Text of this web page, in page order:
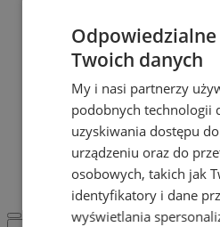
OGŁOSZENIA
OGŁOSZENIA
Dodaj
POLECAMY
Protocol IT
Pracuj.pl -
Praca Zabrze
REKLAMA
WSPÓŁPRACA
Twoich danych
My i nasi partnerzy
podobnych technologii
uzyskiwania dostępu
urządzeniu oraz do
osobowych, takich jak
identyfikatory i dane
wyświetlania